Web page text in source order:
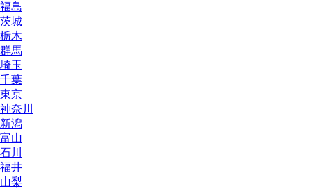
福島
茨城
栃木
群馬
埼玉
千葉
東京
神奈川
新潟
富山
石川
福井
山梨